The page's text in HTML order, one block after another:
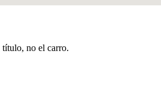
título, no el carro.